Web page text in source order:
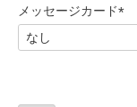
)
メッセージカード
必